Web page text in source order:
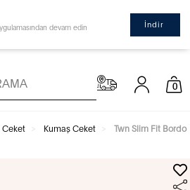
devam edin İndir
0
Ceket Kumaş Ceket
Twn Slim Fit Bordo